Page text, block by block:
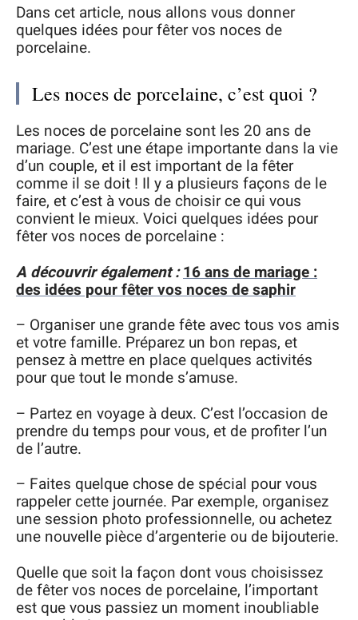
Dans cet article, nous allons vous donner
quelques idées pour fêter vos noces de
porcelaine.
Les noces de porcelaine, c’est quoi ?
Les noces de porcelaine sont les 20 ans de
mariage. C’est une étape importante dans la vie
d’un couple, et il est important de la fêter
comme il se doit ! Il y a plusieurs façons de le
faire, et c’est à vous de choisir ce qui vous
convient le mieux. Voici quelques idées pour
fêter vos noces de porcelaine :
A découvrir également : 16 ans de mariage :
des idées pour fêter vos noces de saphir
– Organiser une grande fête avec tous vos amis
et votre famille. Préparez un bon repas, et
pensez à mettre en place quelques activités
pour que tout le monde s’amuse.
– Partez en voyage à deux. C’est l’occasion de
prendre du temps pour vous, et de profiter l’un
de l’autre.
– Faites quelque chose de spécial pour vous
rappeler cette journée. Par exemple, organisez
une session photo professionnelle, ou achetez
une nouvelle pièce d’argenterie ou de bijouterie.
Quelle que soit la façon dont vous choisissez
de fêter vos noces de porcelaine, l’important
est que vous passiez un moment inoubliable